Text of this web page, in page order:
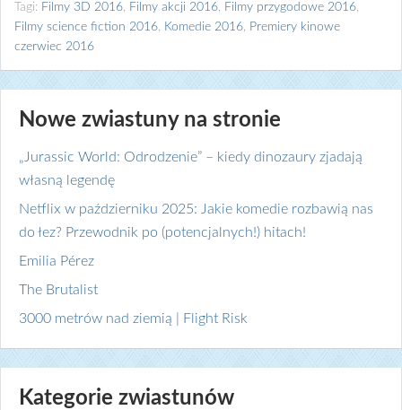
Tagi: Filmy 3D 2016, Filmy akcji 2016, Filmy przygodowe 2016,
Filmy science fiction 2016, Komedie 2016, Premiery kinowe
czerwiec 2016
Nowe zwiastuny na stronie
„Jurassic World: Odrodzenie” – kiedy dinozaury zjadają
własną legendę
Netflix w październiku 2025: Jakie komedie rozbawią nas
do łez? Przewodnik po (potencjalnych!) hitach!
Emilia Pérez
The Brutalist
3000 metrów nad ziemią | Flight Risk
Kategorie zwiastunów